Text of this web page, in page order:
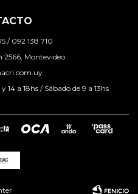
/ 092 138 710
2566, Montevideo
14 a 18hs / Sábado de 9 a 13hs